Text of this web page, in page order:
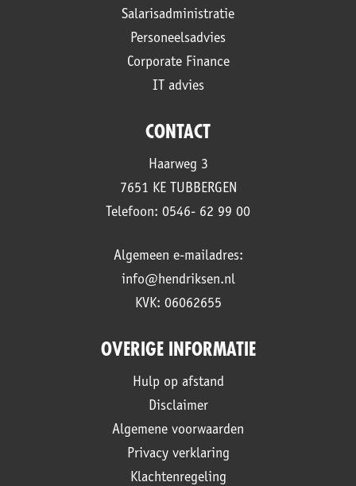
Salarisadministratie
Personeelsadvies
Corporate Finance
IT advies
CONTACT
Haarweg 3
7651 KE TUBBERGEN
Telefoon: 0546- 62 99 00
Algemeen e-mailadres:
info@hendriksen.nl
KVK: 06062655
OVERIGE INFORMATIE
Hulp op afstand
Disclaimer
Algemene voorwaarden
Privacy verklaring
Klachtenregeling